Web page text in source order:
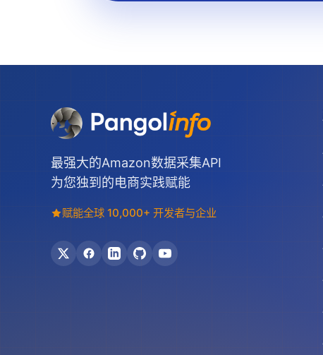
最强大的Amazon数据采集API
为您独到的电商实践赋能
赋能全球 10,000+ 开发者与企业